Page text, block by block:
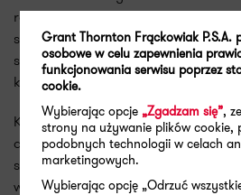
również wdrożenie w firmie
sankcyjnych, pozwalających na
staranności w procesie weryfikacji i
kontrahentów i zawieranych z nimi
Kluczowym działaniem okazać
aktualizowanie stanu wiedzy na
sankcyjnych. Ulegają one bowiem
wraz z kolejnymi unijnymi pakietami
Grant Thornton Frąckowiak P.S.A.
osobowe w celu zapewnienia
funkcjonowania serwisu poprzez
cookie.
Wybierając opcje„Zgadzam się”,
strony na używanie plików cookie,
podobnych technologii w celach
marketingowych.
Wybierając opcję „Odrzuć